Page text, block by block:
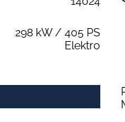
298 kW / 405 PS
Elektro